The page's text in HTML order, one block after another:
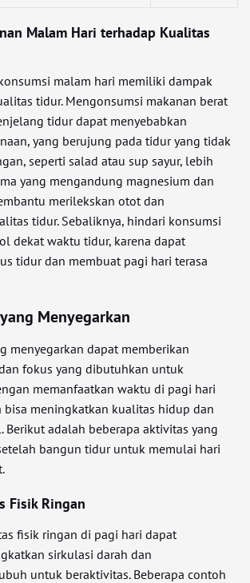
Malam Hari terhadap Kualitas
malam hari memiliki dampak
tidur. Mengonsumsi makanan berat
tidur dapat menyebabkan
yang berujung pada tidur yang tidak
seperti salad atau sup sayur, lebih
yang mengandung magnesium dan
merilekskan otot dan
tidur. Sebaliknya, hindari konsumsi
dekat waktu tidur, karena dapat
tidur dan membuat pagi hari terasa
Menyegarkan
menyegarkan dapat memberikan
fokus yang dibutuhkan untuk
memanfaatkan waktu di pagi hari
bisa meningkatkan kualitas hidup dan
Berikut adalah beberapa aktivitas yang
bangun tidur untuk memulai hari
Fisik Ringan
fisik ringan di pagi hari dapat
sirkulasi darah dan
untuk beraktivitas. Beberapa contoh